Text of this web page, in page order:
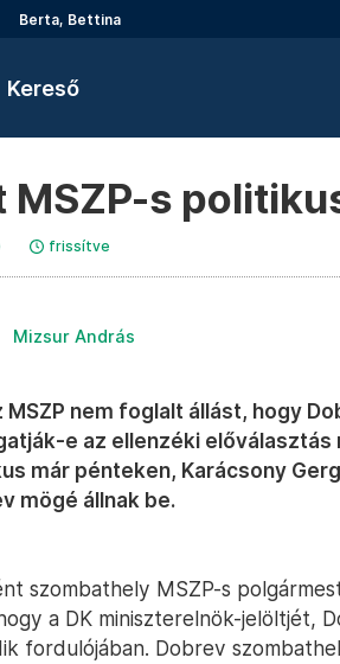
Berta, Bettina
Kereső
MSZP-s
frissítve
Mizsur András
MSZP nem foglalt állást, hogy
e az ellenzéki
már pénteken, Karácsony
mögé állnak be.
szombathely MSZP-s
a DK miniszterelnök-jelöltjét,
fordulójában. Dobrev